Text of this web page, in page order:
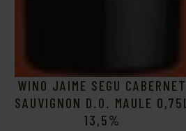
WINO JAIME SEGU CABERNET
SAUVIGNON D.O. MAULE 0,75L
13,5%